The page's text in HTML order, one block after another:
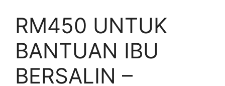
RM450 UNTUK
BANTUAN IBU
BERSALIN –